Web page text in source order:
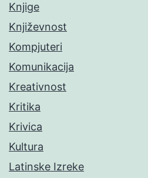
Knjige
Književnost
Kompjuteri
Komunikacija
Kreativnost
Kritika
Krivica
Kultura
Latinske Izreke